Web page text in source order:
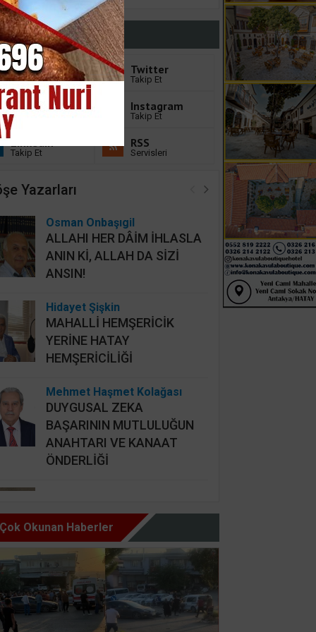
Takip Edin
Facebook
Sayfayı Beğen
Twitter
Takip Et
Youtube
Abone Ol
Instagram
Takip Et
Takip Et
RSS
Servisleri
Yazarları
Osman Onbaşıgil
ALLAHI HER DÂİM İHLASLA
ANIN Kİ, ALLAH DA SİZİ
ANSIN!
Hidayet Şişkin
MAHALLİ HEMŞERİCİK
YERİNE HATAY
HEMŞERİCİLİĞİ
Mehmet Haşmet Kolağası
DUYGUSAL ZEKA
BAŞARININ MUTLULUĞUN
ANAHTARI VE KANAAT
ÖNDERLİĞİ
GÜZEL İNSAN ŞARTI BU,
HAZ OLMAZ DAR’A KARŞI
Şemsettin Günay
BİR BAŞIMIZI KALDIRIP
YAPILAN ANLAŞMALARI
GÖREBİLSEK
Çok Okunan Haberler